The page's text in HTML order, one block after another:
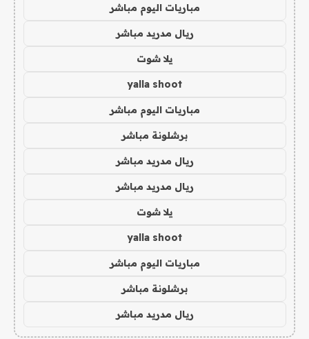
مباريات اليوم مباشر
ريال مدريد مباشر
يلا شوت
yalla shoot
مباريات اليوم مباشر
برشلونة مباشر
ريال مدريد مباشر
ريال مدريد مباشر
يلا شوت
yalla shoot
مباريات اليوم مباشر
برشلونة مباشر
ريال مدريد مباشر